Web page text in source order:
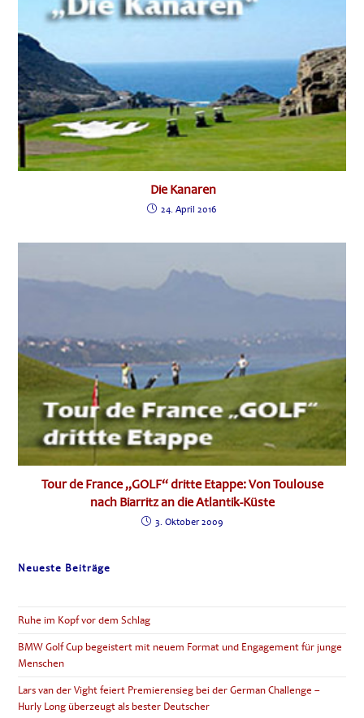
Die Kanaren
24. April 2016
Tour de France „GOLF“ dritte Etappe: Von Toulouse
nach Biarritz an die Atlantik-Küste
3. Oktober 2009
Neueste Beiträge
Ruhe im Kopf vor dem Schlag
BMW Golf Cup begeistert mit neuem Format und Engagement für junge
Menschen
Lars van der Vight feiert Premierensieg bei der German Challenge –
Hurly Long überzeugt als bester Deutscher